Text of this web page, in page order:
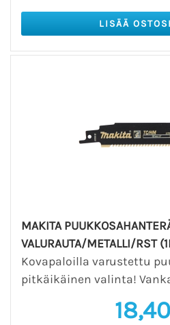
MAKITA
VALURAUTA/METALLI/RST
Kovapaloilla varustettu
pitkäikäinen valinta!